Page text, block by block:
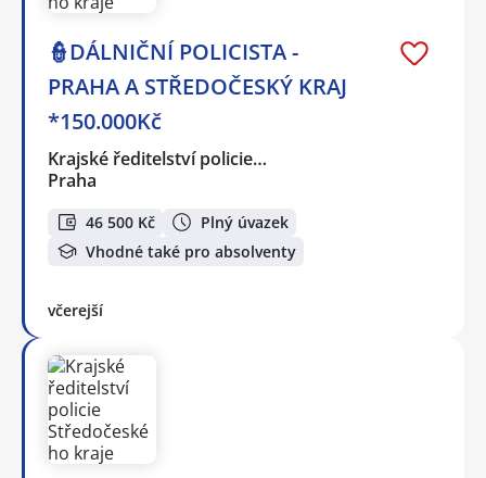
👮DÁLNIČNÍ POLICISTA -
PRAHA A STŘEDOČESKÝ KRAJ
*150.000Kč
Krajské ředitelství policie…
Praha
46 500 Kč
Plný úvazek
Vhodné také pro absolventy
včerejší